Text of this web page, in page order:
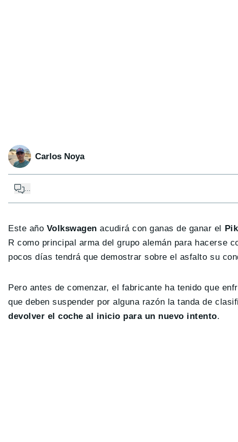
Carlos Noya
Este año Volkswagen acudirá con ganas de ganar el
R como principal arma del grupo alemán para hacerse
pocos días tendrá que demostrar sobre el asfalto su
Pero antes de comenzar, el fabricante ha tenido que
que deben suspender por alguna razón la tanda de
devolver el coche al inicio para un nuevo intento.